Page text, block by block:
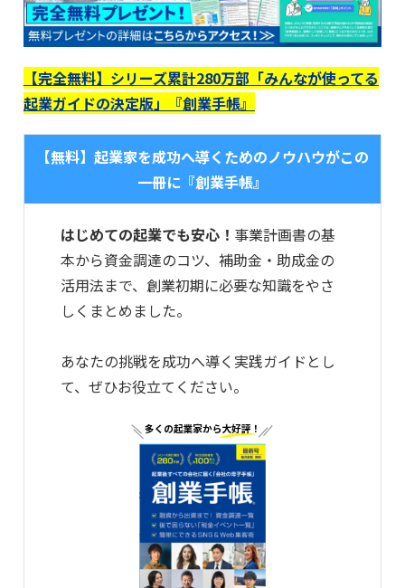
【完全無料】シリーズ累計280万部「みんなが使ってる
起業ガイドの決定版」『創業手帳』
【無料】起業家を成功へ導くためのノウハウがこの
一冊に『創業手帳』
はじめての起業でも安心！ 事業計画書の基
本から資金調達のコツ、補助金・助成金の
活用法まで、創業初期に必要な知識をやさ
しくまとめました。
あなたの挑戦を成功へ導く実践ガイドとし
て、ぜひお役立てください。